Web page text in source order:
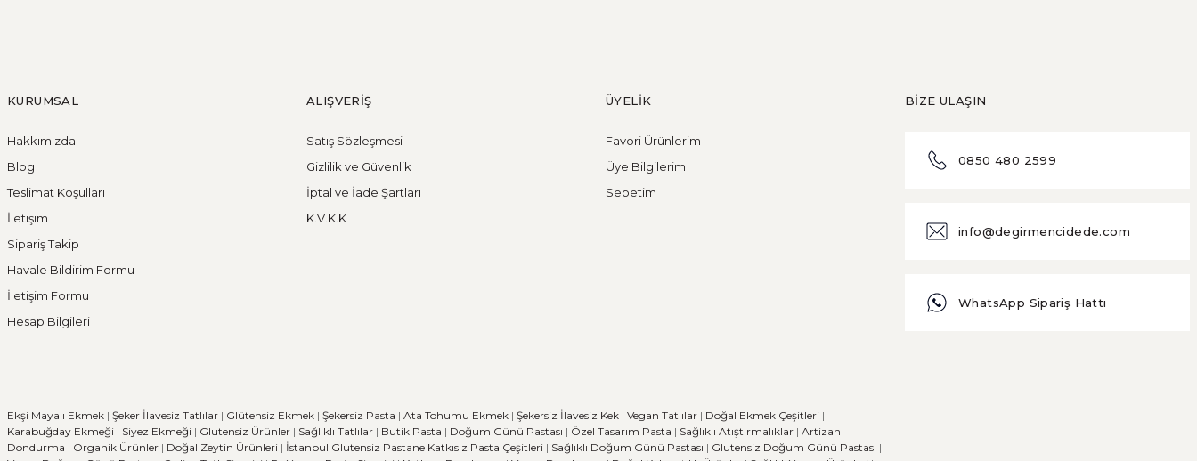
KURUMSAL
Hakkımızda
Blog
Teslimat Koşulları
İletişim
Sipariş Takip
Havale Bildirim Formu
İletişim Formu
Hesap Bilgileri
ALIŞVERİŞ
Satış Sözleşmesi
Gizlilik ve Güvenlik
İptal ve İade Şartları
K.V.K.K
ÜYELİK
Favori Ürünlerim
Üye Bilgilerim
Sepetim
Ekşi Mayalı Ekmek | Şeker İlavesiz Tatlılar | Glütensiz Ekmek | Şekersiz Pasta | Ata Tohumu Ekmek | Şekersiz İlavesiz Kek | Vegan Tatlılar | Doğal Ekmek Çeşitleri |
Karabuğday Ekmeği | Siyez Ekmeği | Glutensiz Ürünler | Sağlıklı Tatlılar | Butik Pasta | Doğum Günü Pastası | Özel Tasarım Pasta | Sağlıklı Atıştırmalıklar | Artizan
Dondurma | Organik Ürünler | Doğal Zeytin Ürünleri | İstanbul Glutensiz Pastane Katkısız Pasta Çeşitleri | Sağlıklı Doğum Günü Pastası | Glutensiz Doğum Günü Pastası |
BİZE ULAŞIN
0850 480 2599
info@degirmencidede.com
WhatsApp Sipariş Hattı